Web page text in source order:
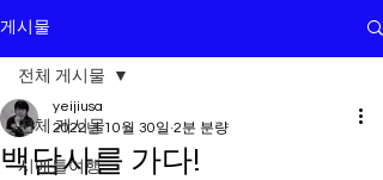
게시물
전체 게시물
시애틀여행
전체 게시물
백담사를 가다!
yeijiusa
2022년 10월 30일 2분 분량